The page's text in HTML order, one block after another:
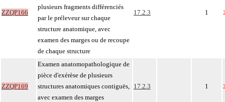
ZZQP166
plusieurs fragments différenciés
par le préleveur sur chaque
structure anatomique, avec
examen des marges ou de recoupe
de chaque structure
17.2.3 1
ZZQP169
Examen anatomopathologique de
pièce d'exérèse de plusieurs
structures anatomiques contiguës,
avec examen des marges
17.2.3 1